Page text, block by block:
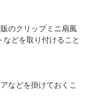
のクリップミニ扇風
どを取り付けること
などを掛けておくこ